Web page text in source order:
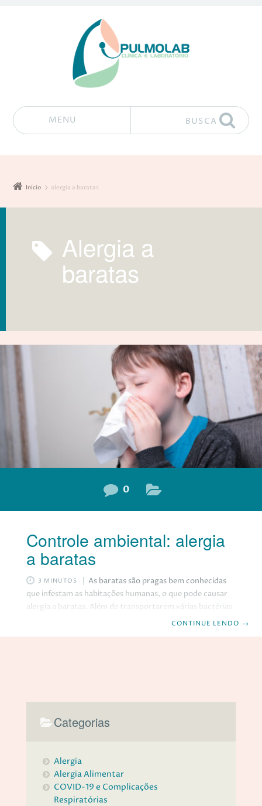
MENU BUSCA
Início alergia a baratas
alergia a
baratas
0
Controle ambiental: alergia
a baratas
3 MINUTOS
As baratas são pragas bem conhecidas
que infestam as habitações humanas, o que pode causar
alergia a baratas. Além de transportarem várias bactérias
que podem ser transmitidas para as pessoas, as baratas
CONTINUE LENDO →
Categorias
Alergia
Alergia Alimentar
COVID-19 e Complicações
Respiratórias